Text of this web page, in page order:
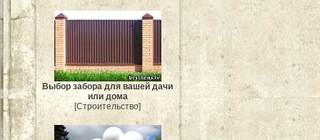
Выбор забора для вашей дачи
или дома
[Строительство]